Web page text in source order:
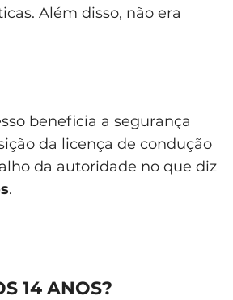
Além disso, não era
beneficia a segurança
da licença de condução
da autoridade no que diz
.
14 ANOS?